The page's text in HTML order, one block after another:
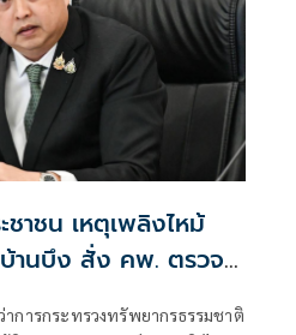
สนับสนุนคอมพิวเตอร์ จำนวน 22
การสอนและส่งเสริมทักษะด้าน
าชน เหตุเพลิงไหม้
บ้านบึง สั่ง คพ. ตรวจ
จ้งเตือนประชาชนใกล้
การกระทรวงทรัพยากรธรรมชาติ